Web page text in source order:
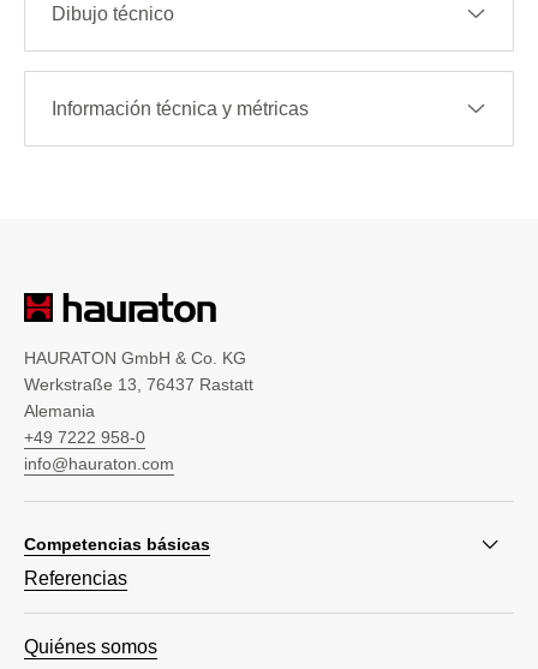
Dibujo técnico
Información técnica y métricas
HAURATON GmbH & Co. KG
Werkstraße 13, 76437 Rastatt
Alemania
+49 7222 958-0
info@hauraton.com
Competencias básicas
Referencias
Quiénes somos